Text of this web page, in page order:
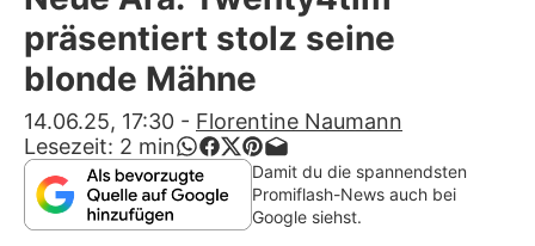
Alle Themen auf Promiflash
App runterladen
Team
Redaktionelle Richtlinien
präsentiert stolz seine
blonde Mähne
14.06.25, 17:30 - Florentine Naumann
Lesezeit: 2 min
Damit du die spannendsten
Promiflash-News auch bei
Google siehst.